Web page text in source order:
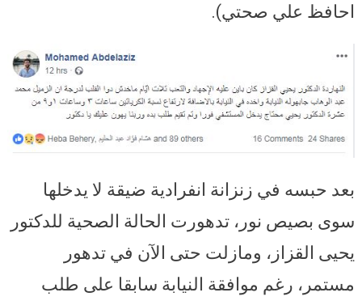
احافظ علي صحتي).
بعد حبسه في زنزانة انفرادية ضيقة لا يدخلها
سوى بصيص نور، تدهورت الحالة الصحية للدكتور
يحيى القزاز، ومازلت حتى الآن في تدهور
مستمر، رغم موافقة النيابة سابقا على طلب